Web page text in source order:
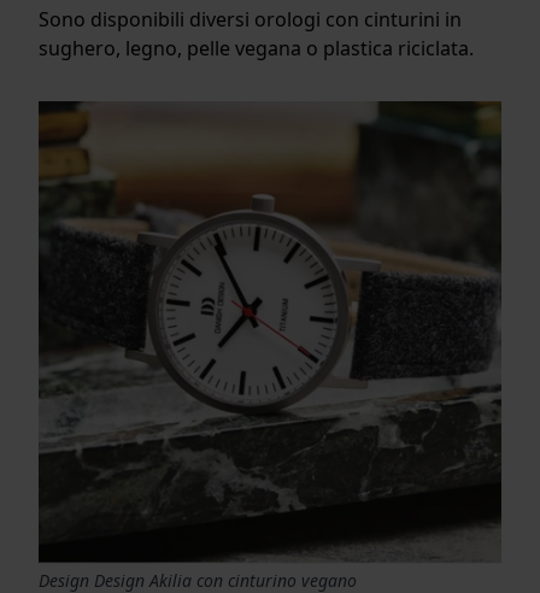
Sono disponibili diversi orologi con cinturini in
sughero, legno, pelle vegana o plastica riciclata.
Design Design Akilia con cinturino vegano